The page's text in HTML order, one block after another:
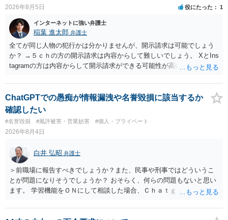
2026年8月5日 役にたった 1
インターネットに強い弁護士
稲葉 進太郎 弁護士
全てが同じ人物の犯行かは分かりませんが、開示請求は可能でしょう
か？ →５ｃｈの方の開示請求は内容からして難しいでしょう。 XとIns
tagramの方は内容からして開示請求ができる可能性が高いでしょう。
いでしょう。７月中にアカウントが削除されている場合、今から進め
ても失敗する可能性が高いように思われます。 相手を特定できた場
合、相手に全ての弁護士費用を負担させることは可能でしょうか？ →
訴訟外の交渉で相手方が認めれば負担させることができるでしょう。
訴訟で判決となった場合は、実際の弁護士費用が認められる場合と認
められない場合があり何ともいえないところでしょう。
ChatGPTでの愚痴が情報漏洩や名誉毀損に該当するか
確認したい
#名誉毀損 #風評被害・営業妨害 #個人・プライベート
2026年8月4日
白井 弘昭 弁護士
＞前職場に報告すべきでしょうか？また、民事や刑事ではどういうこ
とが問題になりそうでしょうか？ おそらく、何らの問題もないと思い
ます。 学習機能をＯＮにして相談した場合、Ｃｈａｔｇｐｔがｏｐｅ
する可能性がありますが、個人名や会社名を特定していない限り、一